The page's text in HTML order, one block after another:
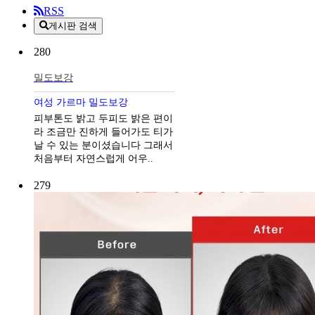
RSS
게시판 검색
280
밀도보강
여성 가르마 밀도보강
피부톤도 밝고 두피도 밝은 편이
라 조금만 진하게 들어가도 티가
날 수 있는 분이셨습니다 그래서
처음부터 자연스럽게 어우..
279